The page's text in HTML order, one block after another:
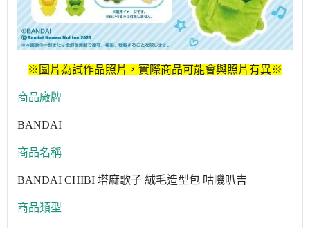
※圖片為試作品照片，實際商品可能會與照片有異※
商品廠牌
BANDAI
商品名稱
BANDAI CHIBI 塔麻歌子 絨毛造型包 咕嘰叭吉
商品類型